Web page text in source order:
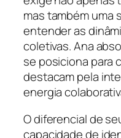
mas também uma
entender as
coletivas. Ana
se posiciona para
destacam pela
energia
O diferencial de
capacidade de